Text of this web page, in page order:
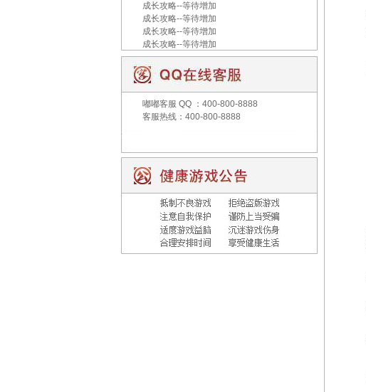
成长攻略--等待增加
成长攻略--等待增加
成长攻略--等待增加
成长攻略--等待增加
嘟嘟客服 QQ ：400-800-8888
客服热线：400-800-8888